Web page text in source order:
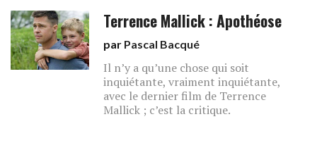
Terrence Mallick : Apothéose
par Pascal Bacqué
Il n’y a qu’une chose qui soit
inquiétante, vraiment inquiétante,
avec le dernier film de Terrence
Mallick ; c’est la critique.